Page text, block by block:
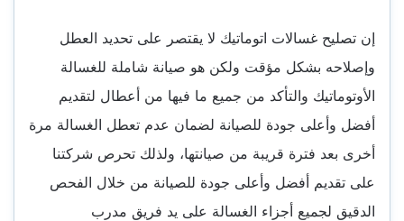
إن تصليح غسالات اتوماتيك لا يقتصر على تحديد العطل
وإصلاحه بشكل مؤقت ولكن هو صيانة شاملة للغسالة
الأوتوماتيك والتأكد من جميع ما فيها من أعطال لتقديم
أفضل وأعلى جودة للصيانة لضمان عدم تعطل الغسالة مرة
أخرى بعد فترة قريبة من صيانتها، ولذلك تحرص شركتنا
على تقديم أفضل وأعلى جودة للصيانة من خلال الفحص
الدقيق لجميع أجزاء الغسالة على يد فريق مدرب